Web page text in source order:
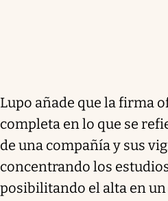
Lupo añade que la firma
completa en lo que se
de una compañía y sus
concentrando los
posibilitando el alta en un